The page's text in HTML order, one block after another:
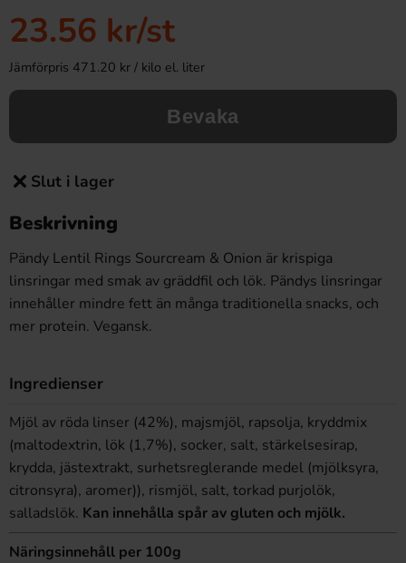
23.56 kr/st
Jämförpris 471.20 kr / kilo el. liter
Bevaka
Slut i lager
Beskrivning
Pändy Lentil Rings Sourcream & Onion är krispiga
linsringar med smak av gräddfil och lök. Pändys linsringar
innehåller mindre fett än många traditionella snacks, och
mer protein. Vegansk.
Ingredienser
Mjöl av röda linser (42%), majsmjöl, rapsolja, kryddmix
(maltodextrin, lök (1,7%), socker, salt, stärkelsesirap,
krydda, jästextrakt, surhetsreglerande medel (mjölksyra,
citronsyra), aromer)), rismjöl, salt, torkad purjolök,
salladslök. Kan innehålla spår av gluten och mjölk.
Näringsinnehåll per 100g